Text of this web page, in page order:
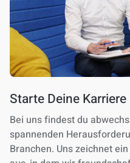
Starte Deine
Bei uns findest du
spannenden
Branchen. Uns zeichnet